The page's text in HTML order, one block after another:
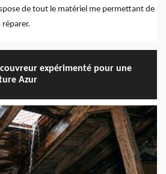
de tout le matériel me permettant de
expérimenté pour une
Azur